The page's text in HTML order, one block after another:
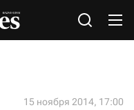
15 ноября 2014, 17:00